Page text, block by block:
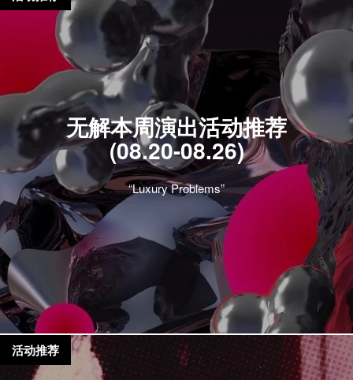
无解本周演出活动推荐
(08.20-08.26)
“Luxury Problems”
活动推荐